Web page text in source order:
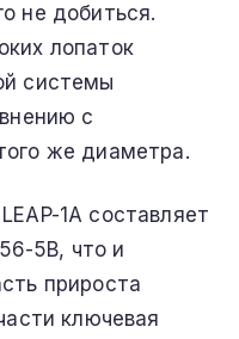
не добиться.
лопаток
системы
с
же диаметра.
1A составляет
5B, что и
прироста
ключевая